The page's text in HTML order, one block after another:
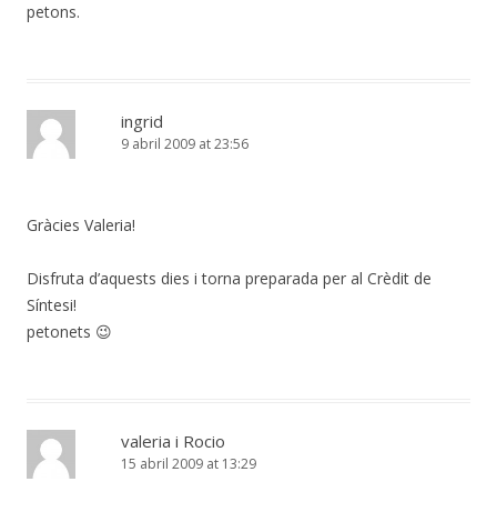
petons.
ingrid
9 abril 2009 at 23:56
Gràcies Valeria!
Disfruta d’aquests dies i torna preparada per al Crèdit de
Síntesi!
petonets 😉
valeria i Rocio
15 abril 2009 at 13:29